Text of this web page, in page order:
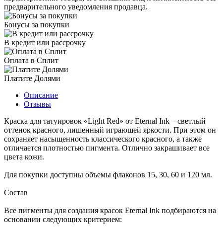
предварительного уведомления продавца.
Бонусы за покупки
В кредит или рассрочку
Оплата в Сплит
Платите Долями
Описание
Отзывы
Краска для татуировок «Light Red» от Eternal Ink – светлый
оттенок красного, лишенный играющей яркости. При этом он
сохраняет насыщенность классического красного, а также
отличается плотностью пигмента. Отлично закрашивает все
цвета кожи.
Для покупки доступны объемы флаконов 15, 30, 60 и 120 мл.
Состав
Все пигменты для создания красок Eternal Ink подбираются на
основании следующих критерием: